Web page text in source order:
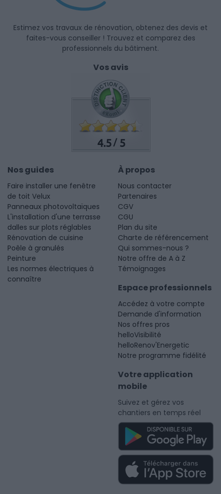
Estimez vos travaux de rénovation, obtenez des devis et
faites-vous conseiller ! Trouvez et comparez des
professionnels du bâtiment.
Vos avis
4.5 /5
Nos guides
Faire installer une fenêtre
de toit Velux
Panneaux photovoltaïques
L'installation d'une terrasse
dalles sur plots réglables
Rénovation de cuisine
Poêle à granulés
Peinture
Les normes électriques à
connaître
À propos
Nous contacter
Partenaires
CGV
CGU
Plan du site
Charte de référencement
Qui sommes-nous ?
Notre offre de A à Z
Témoignages
Espace professionnels
Accédez à votre compte
Demande d'information
Nos offres pros
helloVisibilité
helloRenov'Energetic
Notre programme fidélité
Votre application
mobile
Suivez et gérez vos
chantiers en temps réel